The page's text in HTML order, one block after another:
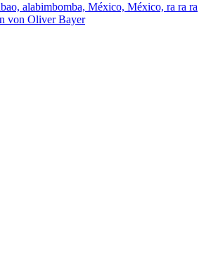
alabimbomba, México, México, ra ra ra
von Oliver Bayer